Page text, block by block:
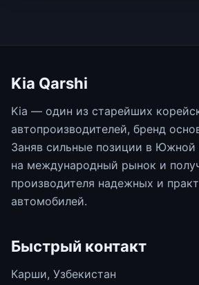
Kia Qarshi
Kia — один из старейших
автопроизводителей, бренд
Заняв сильные позиции в Южной
на международный рынок и
производителя надежных и
автомобилей.
Быстрый контакт
Карши, Узбекистан